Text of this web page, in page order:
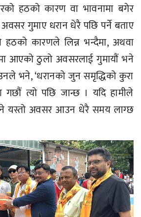
हठको कारण वा भावनामा बगेर
गुमाए धरान धेरै पछि पर्ने बताए
हठको कारणले लिन्न भन्दैमा, अथवा
आएको ठुलो अवसरलाई गुमायौं भने
भने, ‘धरानको जुन समृद्धिको कुरा
त्यो पछि जान्छ । यदि हामीले
यस्तो अवसर आउन धेरै समय लाग्छ